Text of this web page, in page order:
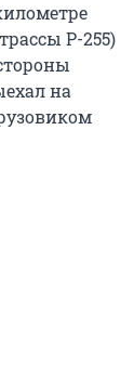
Р-255)
на